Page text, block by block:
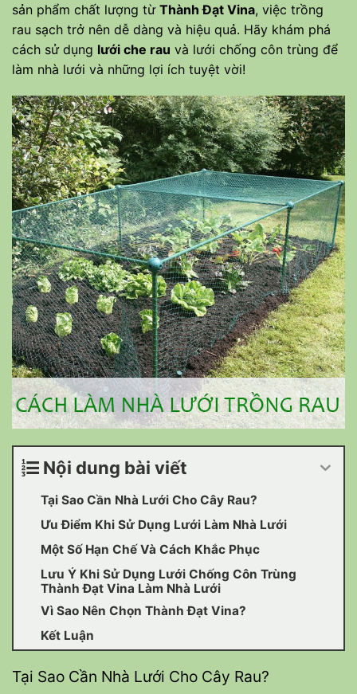
sản phẩm chất lượng từ Thành Đạt Vina, việc trồng
rau sạch trở nên dễ dàng và hiệu quả. Hãy khám phá
cách sử dụng lưới che rau và lưới chống côn trùng để
làm nhà lưới và những lợi ích tuyệt vời!
Nội dung bài viết
Tại Sao Cần Nhà Lưới Cho Cây Rau?
Ưu Điểm Khi Sử Dụng Lưới Làm Nhà Lưới
Một Số Hạn Chế Và Cách Khắc Phục
Lưu Ý Khi Sử Dụng Lưới Chống Côn Trùng
Thành Đạt Vina Làm Nhà Lưới
Vì Sao Nên Chọn Thành Đạt Vina?
Kết Luận
Tại Sao Cần Nhà Lưới Cho Cây Rau?